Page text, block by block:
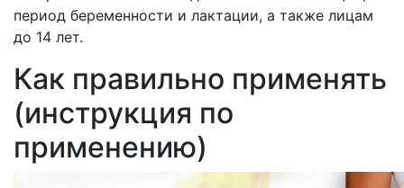
период беременности и лактации, а также лицам
до 14 лет.
Как правильно применять
(инструкция по
применению)